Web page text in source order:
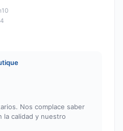
Nos complace saber
la calidad y nuestro